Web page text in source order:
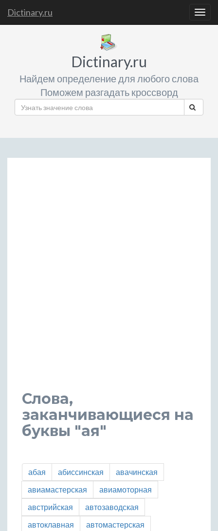
Dictinary.ru
Dictinary.ru
Найдем определение для любого слова
Поможем разгадать кроссворд
Слова,
заканчивающиеся на
буквы "ая"
абая абиссинская
авачинская
авиамастерская
авиамоторная
австрийская
автозаводская
автоклавная
автомастерская